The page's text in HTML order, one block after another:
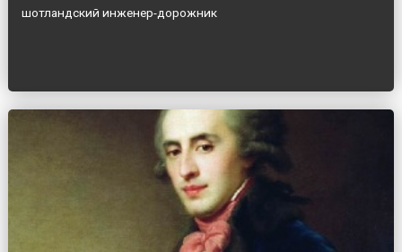
шотландский инженер-дорожник